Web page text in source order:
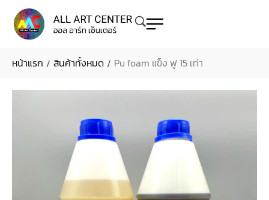
หน้าแรก / สินค้าทั้งหมด / Pu foam แข็ง ฟู 15 เท่า